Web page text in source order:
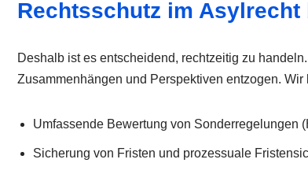
Rechtsschutz im
Deshalb ist es entscheidend, rechtzeitig zu
Zusammenhängen und Perspektiven entzogen.
Umfassende Bewertung von Sonderregelungen
Sicherung von Fristen und prozessuale